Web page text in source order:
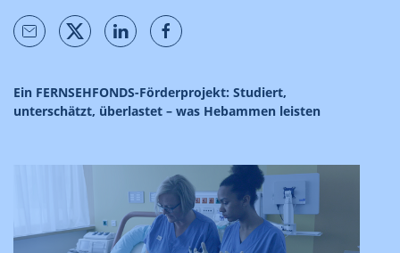
Ein FERNSEHFONDS-Förderprojekt: Studiert,
unterschätzt, überlastet – was Hebammen leisten